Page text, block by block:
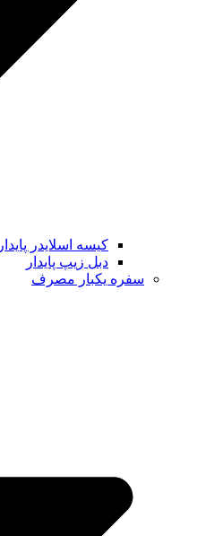
کیسه اسلایدر پایدار
دبل زیپ پایدار
سفره یکبار مصرف